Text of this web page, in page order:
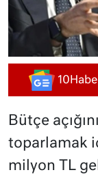
Bütçe
toparlamak
milyon TL